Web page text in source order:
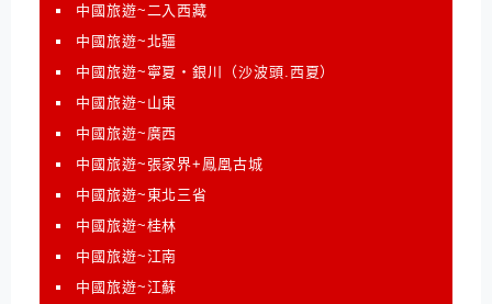
中國旅遊~二入西藏
中國旅遊~北疆
中國旅遊~寧夏‧銀川（沙波頭.西夏）
中國旅遊~山東
中國旅遊~廣西
中國旅遊~張家界+鳳凰古城
中國旅遊~東北三省
中國旅遊~桂林
中國旅遊~江南
中國旅遊~江蘇